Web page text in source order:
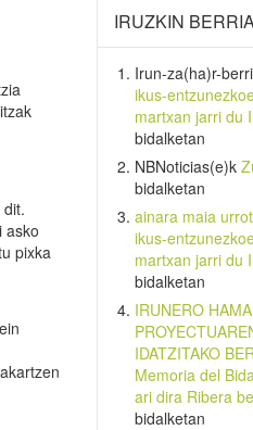
asko
pixka
IRUZKIN
Irun-za(ha)r-
ikus-
martxan jarri du
bidalketan
NBNoticias(e)k
bidalketan
ainara maia
ikus-
martxan jarri du
bidalketan
IRUNERO
IDATZITAKO
Memoria del
ari dira Ribera
bidalketan